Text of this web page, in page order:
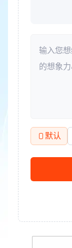
默认